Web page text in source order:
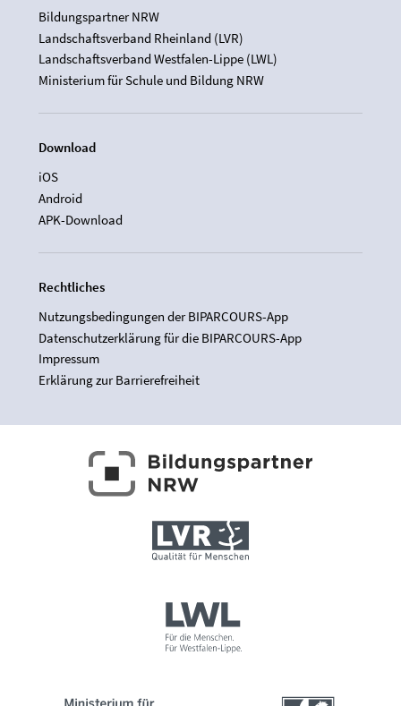
Bildungspartner NRW
Landschaftsverband Rheinland (LVR)
Landschaftsverband Westfalen-Lippe (LWL)
Ministerium für Schule und Bildung NRW
Download
iOS
Android
APK-Download
Rechtliches
Nutzungsbedingungen der BIPARCOURS-App
Datenschutzerklärung für die BIPARCOURS-App
Impressum
Erklärung zur Barrierefreiheit